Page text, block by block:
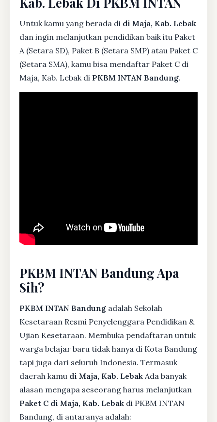
Untuk kamu yang berada di di Maja, Kab. Lebak
dan ingin melanjutkan pendidikan baik itu Paket
A (Setara SD), Paket B (Setara SMP) atau Paket C
(Setara SMA), kamu bisa mendaftar Paket C di
Maja, Kab. Lebak di PKBM INTAN Bandung.
PKBM INTAN Bandung Apa
Sih?
PKBM INTAN Bandung adalah Sekolah
Kesetaraan Resmi Penyelenggara Pendidikan &
Ujian Kesetaraan. Membuka pendaftaran untuk
warga belajar baru tidak hanya di Kota Bandung
tapi juga dari seluruh Indonesia. Termasuk
daerah kamu di Maja, Kab. Lebak Ada banyak
alasan mengapa seseorang harus melanjutkan
Paket C di Maja, Kab. Lebak di PKBM INTAN
Bandung, di antaranya adalah: